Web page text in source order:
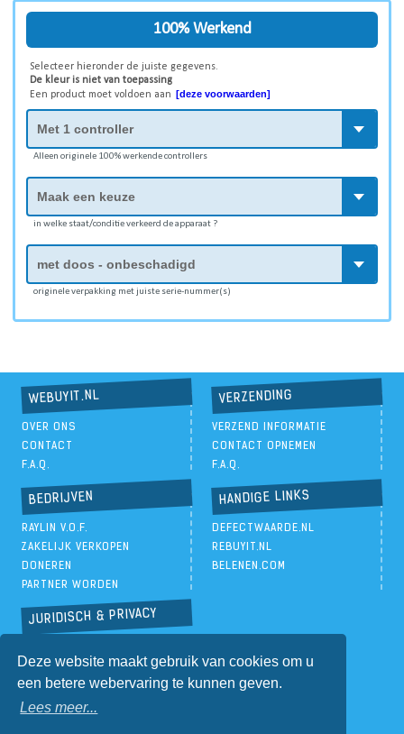
Deze website maakt gebruik van cookies om u
een betere webervaring te kunnen geven.
Lees meer...
100% Werkend
Selecteer hieronder de juiste gegevens.
De kleur is niet van toepassing
Een product moet voldoen aan [deze voorwaarden]
Alleen originele 100% werkende controllers
in welke staat/conditie verkeerd de apparaat ?
originele verpakking met juiste serie-nummer(s)
WEBUYIT.NL
OVER ONS
CONTACT
F.A.Q.
VERZENDING
VERZEND INFORMATIE
CONTACT OPNEMEN
F.A.Q.
BEDRIJVEN
RAYLIN V.O.F.
ZAKELIJK VERKOPEN
DONEREN
PARTNER WORDEN
HANDIGE LINKS
DEFECTWAARDE.NL
REBUYIT.NL
BELENEN.COM
JURIDISCH & PRIVACY
ALGEMENE VOORWAARDEN